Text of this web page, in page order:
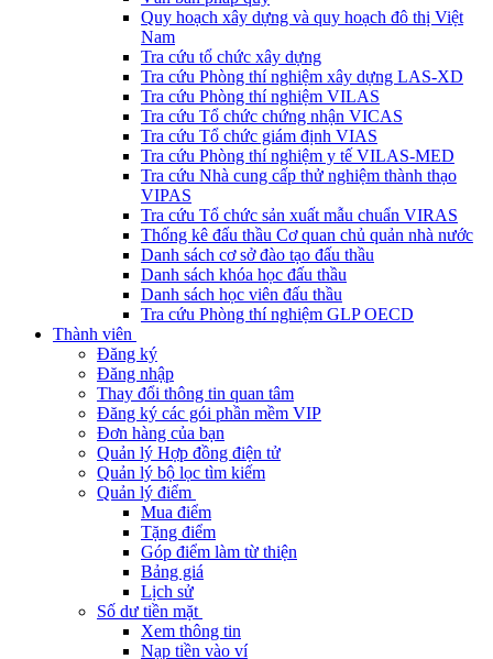
Quy hoạch xây dựng và quy hoạch đô thị Việt
Nam
Tra cứu tổ chức xây dựng
Tra cứu Phòng thí nghiệm xây dựng LAS-XD
Tra cứu Phòng thí nghiệm VILAS
Tra cứu Tổ chức chứng nhận VICAS
Tra cứu Tổ chức giám định VIAS
Tra cứu Phòng thí nghiệm y tế VILAS-MED
Tra cứu Nhà cung cấp thử nghiệm thành thạo
VIPAS
Tra cứu Tổ chức sản xuất mẫu chuẩn VIRAS
Thống kê đấu thầu Cơ quan chủ quản nhà nước
Danh sách cơ sở đào tạo đấu thầu
Danh sách khóa học đấu thầu
Danh sách học viên đấu thầu
Tra cứu Phòng thí nghiệm GLP OECD
Thành viên
Đăng ký
Đăng nhập
Thay đổi thông tin quan tâm
Đăng ký các gói phần mềm VIP
Đơn hàng của bạn
Quản lý Hợp đồng điện tử
Quản lý bộ lọc tìm kiếm
Quản lý điểm
Mua điểm
Tặng điểm
Góp điểm làm từ thiện
Bảng giá
Lịch sử
Số dư tiền mặt
Xem thông tin
Nạp tiền vào ví